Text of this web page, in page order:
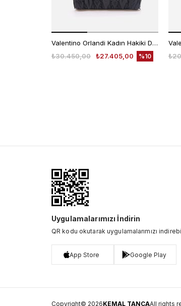
Valentino Orlandi Kadın Hakiki Deri Siyah Omuz Çantası
₺27.405,00
₺30.450,00 %10
Uygulamalarımızı İndirin
QR kodu okutarak uygulamalarımızı
App Store Google Play
Copyright© 2026KEMAL TANCAAll rights